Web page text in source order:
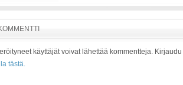
käyttäjät voivat lähettää kommentteja.
tästä.